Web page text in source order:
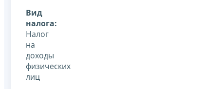
Вид
налога:
Налог
на
доходы
физических
лиц